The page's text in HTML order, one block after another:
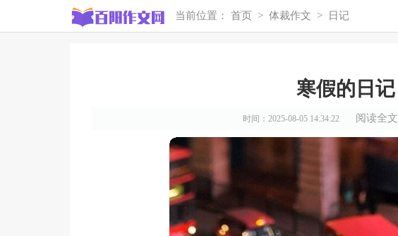
当前位置： 首页 > 体裁作文 > 日记
寒假的日记
时间：2025-08-05 14:34:22 阅读全文